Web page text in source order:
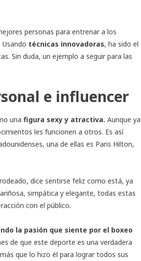
personas para entrenar a los
técnicas innovadoras, ha sido el
Sin duda, un ejemplo a seguir para las
e influencer
una figura sexy y atractiva. Aunque ya
les funcionen a otros. Es así
una de ellas es Paris Hilton,
dice sentirse feliz como está, ya
simpática y elegante, todas estas
con el público.
la pasión que siente por el boxeo
de que este deporte es una verdadera
que lo hizo él para lograr todos sus